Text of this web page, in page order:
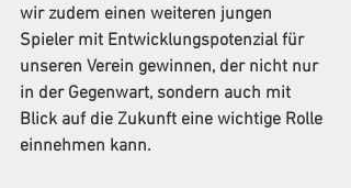
wir zudem einen weiteren jungen
Spieler mit Entwicklungspotenzial für
unseren Verein gewinnen, der nicht nur
in der Gegenwart, sondern auch mit
Blick auf die Zukunft eine wichtige Rolle
einnehmen kann.